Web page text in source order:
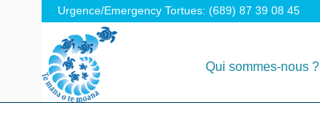
Urgence/Emergency Tortues: (689) 87 39 08 45
Qui sommes-nous ?